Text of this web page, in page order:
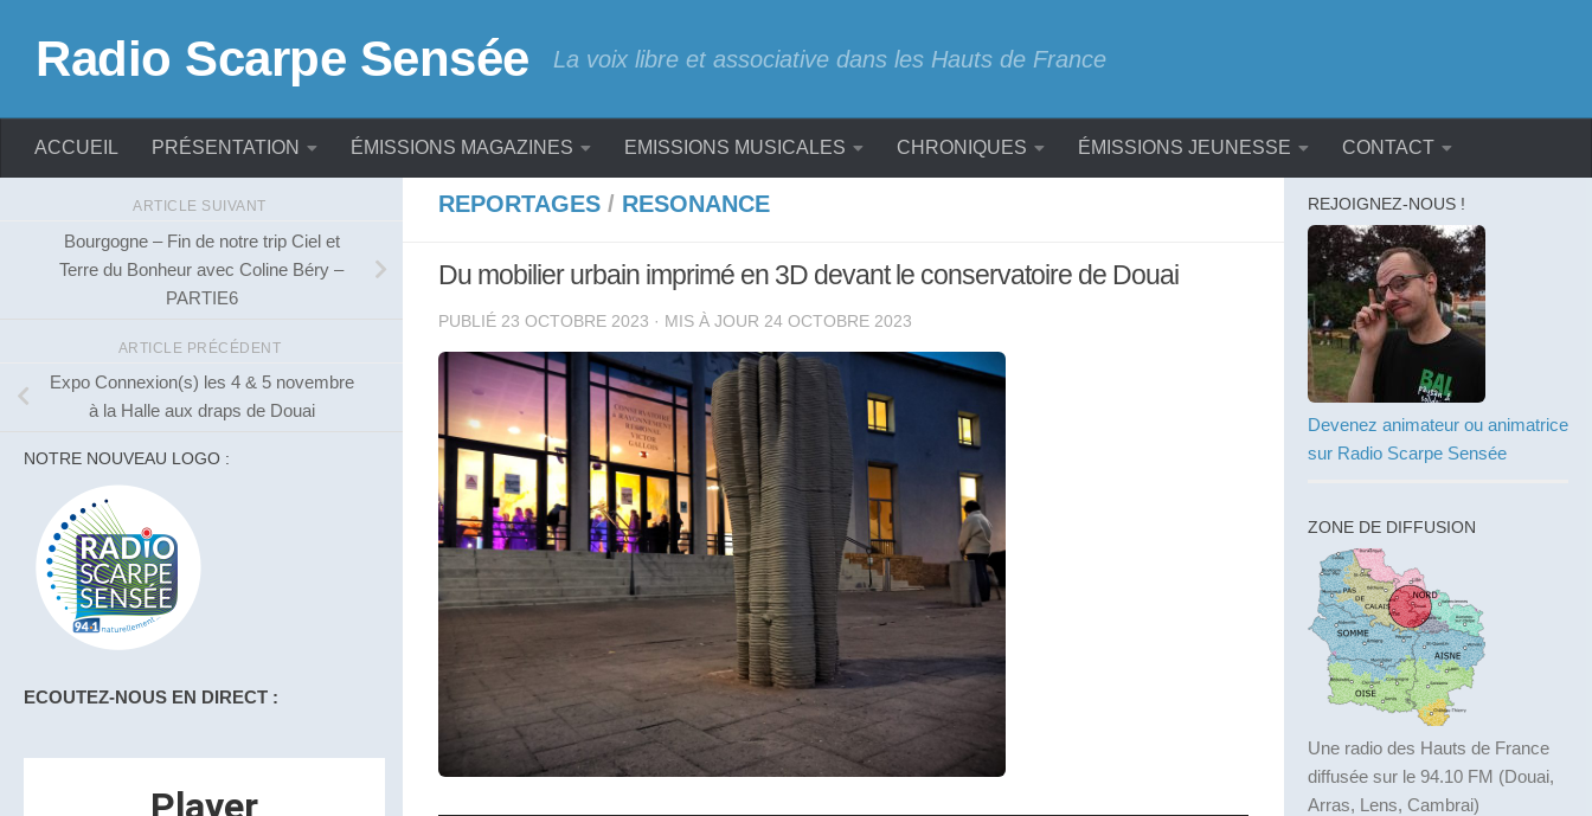
Radio Scarpe Sensée La voix libre et associative dans les Hauts de France
ACCUEIL PRÉSENTATION ÉMISSIONS MAGAZINES EMISSIONS MUSICALES CHRONIQUES ÉMISSIONS JEUNESSE CONTACT
REPORTAGES / RESONANCE
Du mobilier urbain imprimé en 3D devant le conservatoire de Douai
PUBLIÉ 23 OCTOBRE 2023 · MIS À JOUR 24 OCTOBRE 2023
ARTICLE SUIVANT
Bourgogne – Fin de notre trip Ciel et
Terre du Bonheur avec Coline Béry –
PARTIE6
ARTICLE PRÉCÉDENT
Expo Connexion(s) les 4 & 5 novembre
à la Halle aux draps de Douai
NOTRE NOUVEAU LOGO :
ECOUTEZ-NOUS EN DIRECT :
REJOIGNEZ-NOUS !
Devenez animateur ou animatrice
sur Radio Scarpe Sensée
ZONE DE DIFFUSION
Une radio des Hauts de France
diffusée sur le 94.10 FM (Douai,
Arras, Lens, Cambrai)